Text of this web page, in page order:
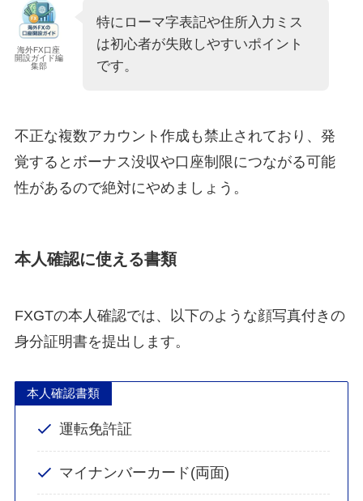
海外FX口座
開設ガイド編
集部
特にローマ字表記や住所入力ミス
は初心者が失敗しやすいポイント
です。
不正な複数アカウント作成も禁止されており、発
覚するとボーナス没収や口座制限につながる可能
性があるので絶対にやめましょう。
本人確認に使える書類
FXGTの本人確認では、以下のような顔写真付きの
身分証明書を提出します。
本人確認書類
運転免許証
マイナンバーカード(両面)